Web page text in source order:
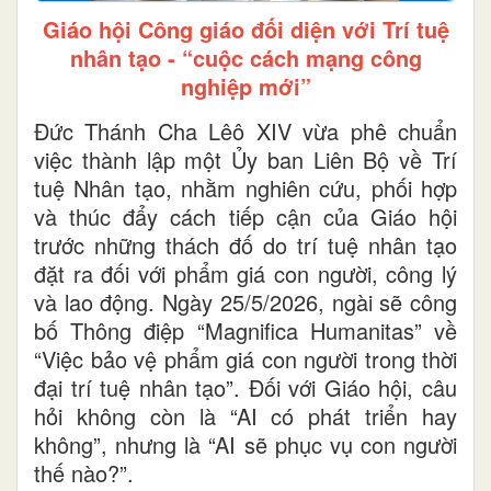
Giáo hội Công giáo đối diện với Trí tuệ
nhân tạo - “cuộc cách mạng công
nghiệp mới”
Đức Thánh Cha Lêô XIV vừa phê chuẩn
việc thành lập một Ủy ban Liên Bộ về Trí
tuệ Nhân tạo, nhằm nghiên cứu, phối hợp
và thúc đẩy cách tiếp cận của Giáo hội
trước những thách đố do trí tuệ nhân tạo
đặt ra đối với phẩm giá con người, công lý
và lao động. Ngày 25/5/2026, ngài sẽ công
bố Thông điệp “Magnifica Humanitas” về
“Việc bảo vệ phẩm giá con người trong thời
đại trí tuệ nhân tạo”. Đối với Giáo hội, câu
hỏi không còn là “AI có phát triển hay
không”, nhưng là “AI sẽ phục vụ con người
thế nào?”.